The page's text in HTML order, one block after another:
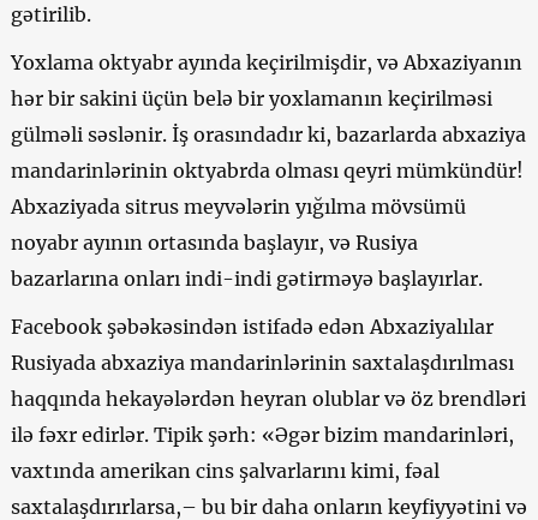
gətirilib.
Yoxlama oktyabr ayında keçirilmişdir, və Abxaziyanın
hər bir sakini üçün belə bir yoxlamanın keçirilməsi
gülməli səslənir. İş orasındadır ki, bazarlarda abxaziya
mandarinlərinin oktyabrda olması qeyri mümkündür!
Abxaziyada sitrus meyvələrin yığılma mövsümü
noyabr ayının ortasında başlayır, və Rusiya
bazarlarına onları indi-indi gətirməyə başlayırlar.
Facebook şəbəkəsindən istifadə edən Abxaziyalılar
Rusiyada abxaziya mandarinlərinin saxtalaşdırılması
haqqında hekayələrdən heyran olublar və öz brendləri
ilə fəxr edirlər. Tipik şərh: «Əgər bizim mandarinləri,
vaxtında amerikan cins şalvarlarını kimi, fəal
saxtalaşdırırlarsa,– bu bir daha onların keyfiyyətini və